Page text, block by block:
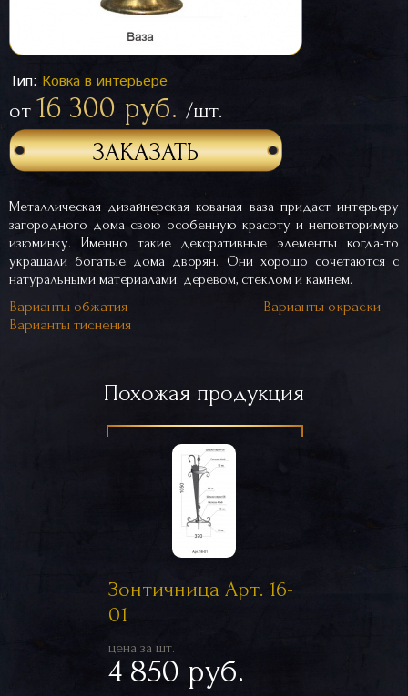
Тип: Ковка в интерьере
от 16 300 руб. /шт.
ЗАКАЗАТЬ
Металлическая дизайнерская кованая ваза придаст интерьеру
загородного дома свою особенную красоту и неповторимую
изюминку. Именно такие декоративные элементы когда-то
украшали богатые дома дворян. Они хорошо сочетаются с
натуральными материалами: деревом, стеклом и камнем.
Варианты обжатия
Варианты окраски
Варианты тиснения
Похожая продукция
Зонтичница Арт. 16-
01
цена за шт.
4 850 руб.